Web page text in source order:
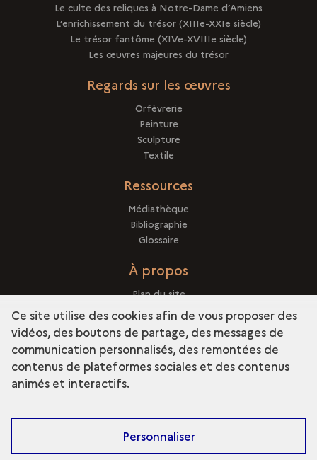
Le culte des reliques à Notre-Dame d’Amiens
L’enrichissement du trésor (XIIIe-XXIe siècle)
Le trésor fantôme (XIVe-XVIIIe siècle)
Les œuvres majeures du trésor
Regards sur les œuvres
Orfèvrerie
Peinture
Sculpture
Textile
Ressources
Médiathèque
Bibliographie
Glossaire
À propos
Plan du site
Crédits
Ce site utilise des cookies afin de vous proposer des
vidéos, des boutons de partage, des messages de
communication personnalisés, des remontées de
contenus de plateformes sociales et des contenus
animés et interactifs.
Personnaliser